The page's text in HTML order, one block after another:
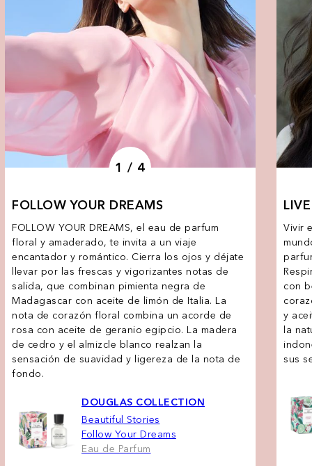
FOLLOW YOUR DREAMS
FOLLOW YOUR DREAMS, el eau de parfum
floral y amaderado, te invita a un viaje
encantador y romántico. Cierra los ojos y déjate
llevar por las frescas y vigorizantes notas de
salida, que combinan pimienta negra de
Madagascar con aceite de limón de Italia. La
nota de corazón floral combina un acorde de
rosa con aceite de geranio egipcio. La madera
de cedro y el almizcle blanco realzan la
sensación de suavidad y ligereza de la nota de
fondo.
DOUGLAS COLLECTION
Beautiful Stories
Follow Your Dreams
Eau de Parfum
1 / 4
Vivir
con
y
la
sus